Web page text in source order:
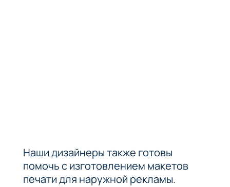
Наши дизайнеры также готовы
помочь с изготовлением макетов
печати для наружной рекламы.